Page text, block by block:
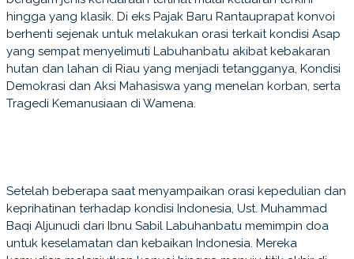
hingga yang klasik. Di eks Pajak Baru Rantauprapat konvoi
berhenti sejenak untuk melakukan orasi terkait kondisi Asap
yang sempat menyelimuti Labuhanbatu akibat kebakaran
hutan dan lahan di Riau yang menjadi tetangganya, Kondisi
Demokrasi dan Aksi Mahasiswa yang menelan korban, serta
Tragedi Kemanusiaan di Wamena.
Setelah beberapa saat menyampaikan orasi kepedulian dan
keprihatinan terhadap kondisi Indonesia, Ust. Muhammad
Baqi Aljunudi dari Ibnu Sabil Labuhanbatu memimpin doa
untuk keselamatan dan kebaikan Indonesia. Mereka